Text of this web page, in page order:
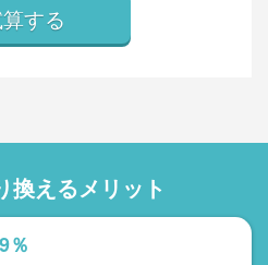
換えるメリット
％